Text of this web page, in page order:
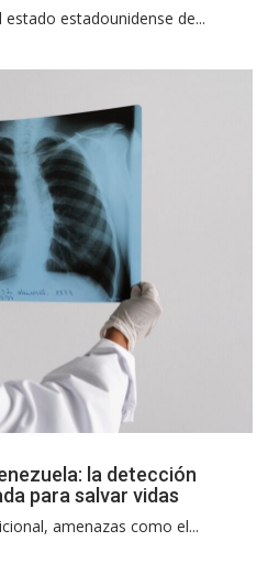
estado estadounidense de...
la detección
para salvar vidas
amenazas como el...